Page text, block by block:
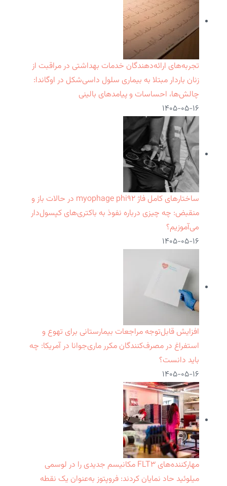
تجربه‌های ارائه‌دهندگان خدمات بهداشتی در مراقبت از
زنان باردار مبتلا به بیماری سلول داسی‌شکل در اوگاندا:
چالش‌ها، احساسات و پیامدهای بالینی
۱۴۰۵-۰۵-۱۶
ساختارهای کامل فاژ myophage phi۹۲ در حالات باز و
منقبض: چه چیزی درباره نفوذ به باکتری‌های کپسول‌دار
می‌آموزیم؟
۱۴۰۵-۰۵-۱۶
افزایش قابل‌توجه مراجعات بیمارستانی برای تهوع و
استفراغ در مصرف‌کنندگان مکرر ماری‌جوانا در آمریکا: چه
باید دانست؟
۱۴۰۵-۰۵-۱۶
مهارکننده‌های FLT۳ مکانیسم جدیدی را در لوسمی
میلوئید حاد نمایان کردند: فروپتوز به‌عنوان یک نقطه